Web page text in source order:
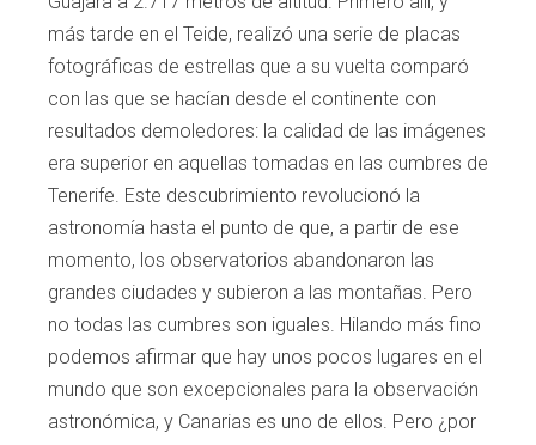
más tarde en el Teide, realizó una serie de placas
fotográficas de estrellas que a su vuelta comparó
con las que se hacían desde el continente con
resultados demoledores: la calidad de las imágenes
era superior en aquellas tomadas en las cumbres de
Tenerife. Este descubrimiento revolucionó la
astronomía hasta el punto de que, a partir de ese
momento, los observatorios abandonaron las
grandes ciudades y subieron a las montañas. Pero
no todas las cumbres son iguales. Hilando más fino
podemos afirmar que hay unos pocos lugares en el
mundo que son excepcionales para la observación
astronómica, y Canarias es uno de ellos. Pero ¿por